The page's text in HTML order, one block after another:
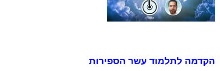
הקדמה לתלמוד עשר הספירות